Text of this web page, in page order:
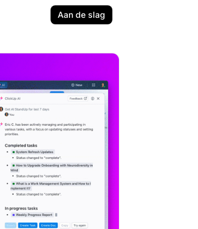
Aan de slag